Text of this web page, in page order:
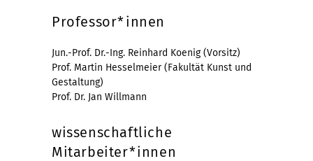
Professor*innen
Jun.-Prof. Dr.-Ing. Reinhard Koenig (Vorsitz)
Prof. Martin Hesselmeier (Fakultät Kunst und
Gestaltung)
Prof. Dr. Jan Willmann
wissenschaftliche
Mitarbeiter*innen